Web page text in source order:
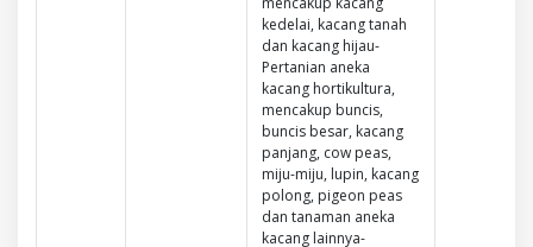
kedelai, kacang tanah
dan kacang hijau-
Pertanian aneka
kacang hortikultura,
mencakup buncis,
buncis besar, kacang
panjang, cow peas,
miju-miju, lupin, kacang
polong, pigeon peas
dan tanaman aneka
kacang lainnya-